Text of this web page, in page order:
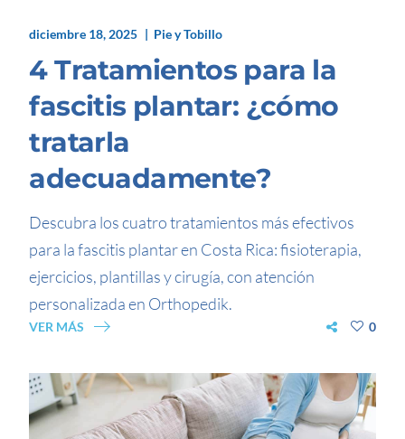
diciembre 18, 2025 Pie y Tobillo
4 Tratamientos para la
fascitis plantar: ¿cómo
tratarla
adecuadamente?
Descubra los cuatro tratamientos más efectivos
para la fascitis plantar en Costa Rica: fisioterapia,
ejercicios, plantillas y cirugía, con atención
personalizada en Orthopedik.
VER MÁS 0